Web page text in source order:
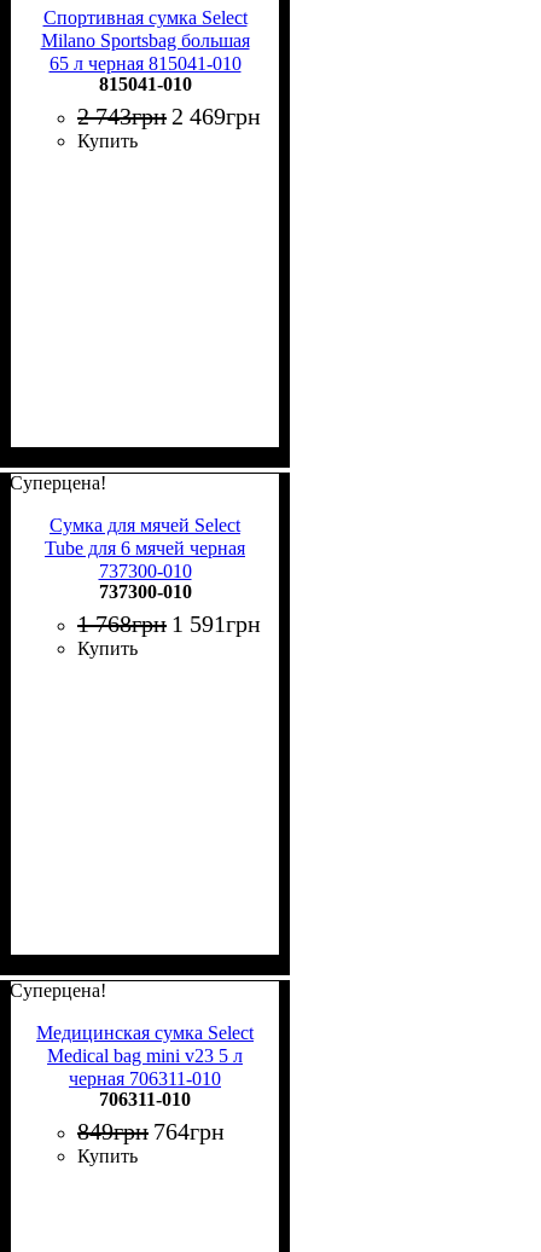
Спортивная сумка Select
Milano Sportsbag большая
65 л черная 815041-010
815041-010
2 743грн 2 469грн
Купить
Суперцена!
Сумка для мячей Select
Tube для 6 мячей черная
737300-010
737300-010
1 768грн 1 591грн
Купить
Суперцена!
Медицинская сумка Select
Medical bag mini v23 5 л
черная 706311-010
706311-010
849грн 764грн
Купить